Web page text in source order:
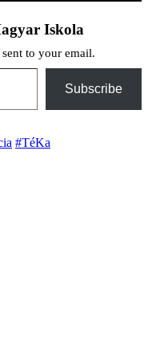
Iskola
sent to your email.
Subscribe
#TéKa